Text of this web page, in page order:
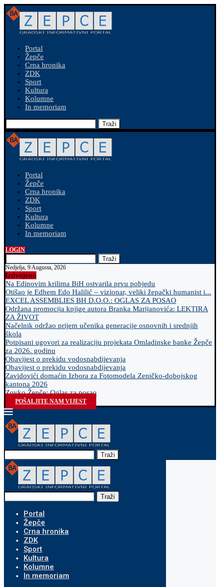
Portal
Žepče
Crna hronika
ZDK
Sport
Kultura
Kolumne
In memoriam
Traži
Portal
Žepče
Crna hronika
ZDK
Sport
Kultura
Kolumne
In memoriam
LOGIN
Traži
Nedjelja, 9 Augusta, 2026
Izdvojeno
Na Edinovim krilima BiH ostvarila prvu pobjedu
Otišao je Edhem Edo Halilić – vizionar, veliki žepački humanist i...
EXCEL ASSEMBLIES BH D.O.O.: OGLAS ZA POSAO
Održana promocija knjige autora Branka Marijanovića: LEKTIRA
ZA ŽIVOT
Načelnik održao prijem učenika generacije osnovnih i srednjih
škola
Potpisani ugovori za realizaciju projekata Omladinske banke Žepče
za 2026. godinu
Obavijest o prekidu vodosnabdijevanja
Obavijest o prekidu vodosnabdijevanja
Zavidovići domaćin Izbora za Fotomodela Zeničko-dobojskog
kantona 2026
Zovko Žepče: Oglas za posao
POŠALJITE NAM VIJEST
Traži
Traži
Portal
Žepče
Crna hronika
ZDK
Sport
Kultura
Kolumne
In memoriam